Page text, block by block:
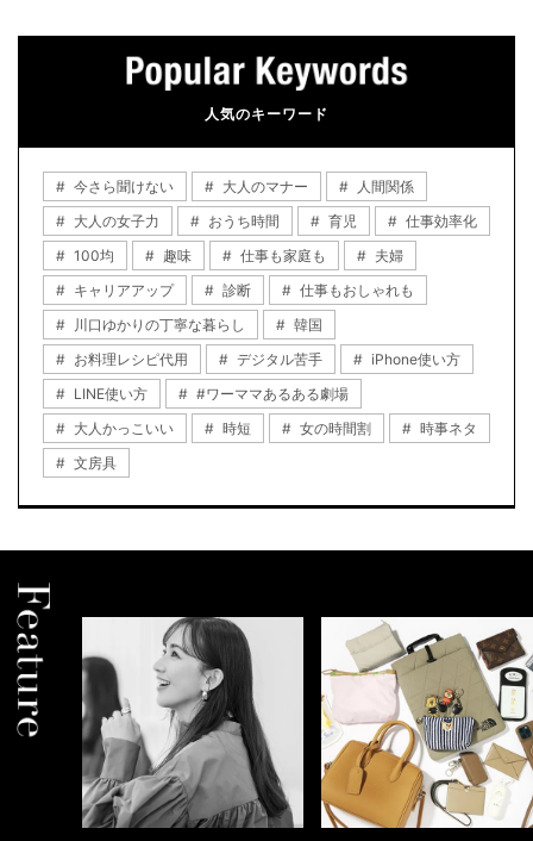
人気のキーワード
今さら聞けない 大人のマナー
人間関係
大人の女子力
おうち時間 育児
仕事効率化
100均
趣味 仕事も家庭も
夫婦
キャリアアップ
診断
仕事もおしゃれも
川口ゆかりの丁寧な暮らし
韓国
お料理レシピ代用
デジタル苦手
iPhone使い方
LINE使い方
#ワーママあるある劇場
大人かっこいい
時短 女の時間割
時事ネタ
文房具